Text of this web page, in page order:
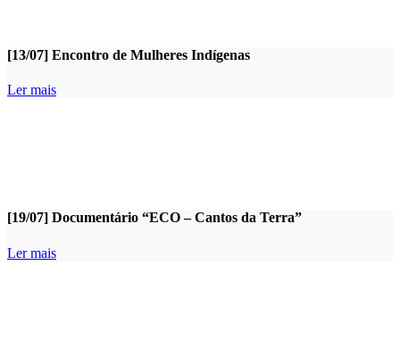
[13/07] Encontro de Mulheres Indígenas
Ler mais
[19/07] Documentário “ECO – Cantos da Terra”
Ler mais